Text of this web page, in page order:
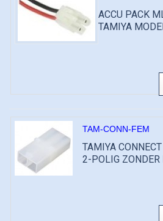
ACCU PACK
TAMIYA
TAM-CONN-FEM
TAMIYA
2-POLIG ZONDER